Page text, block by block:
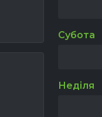
Субота
Неділя